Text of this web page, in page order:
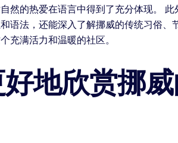
然的热爱在语言中得到了充分体现。
语法，还能深入了解挪威的传统习俗
充满活力和温暖的社区。
地欣赏挪